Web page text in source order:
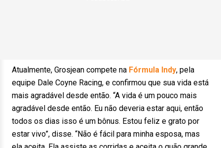
Atualmente, Grosjean compete na Fórmula Indy, pela
equipe Dale Coyne Racing, e confirmou que sua vida está
mais agradável desde então. “A vida é um pouco mais
agradável desde então. Eu não deveria estar aqui, então
todos os dias isso é um bônus. Estou feliz e grato por
estar vivo”, disse. “Não é fácil para minha esposa, mas